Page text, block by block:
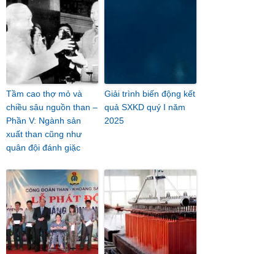
Tầm cao thợ mỏ và
chiều sâu nguồn than –
Phần V: Ngành sản
xuất than cũng như
quân đội đánh giặc
Giải trình biến động kết
quả SXKD quý I năm
2025